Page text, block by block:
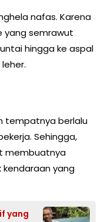
nafas. Karena
yang semrawut
hingga ke aspal
tempatnya berlalu
Sehingga,
membuatnya
yang
yang